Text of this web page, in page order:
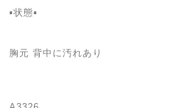
▪状態▪
胸元 背中に汚れあり